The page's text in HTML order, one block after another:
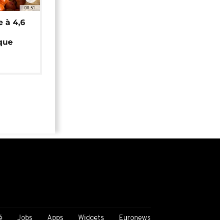
00:51
à 4,6
Jobs Apps Widgets Euronews